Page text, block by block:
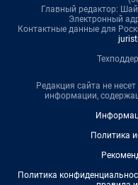
Главный редактор:
Электронный
Контактные данные для
Редакция сайта не
информации,
Политика
Политика